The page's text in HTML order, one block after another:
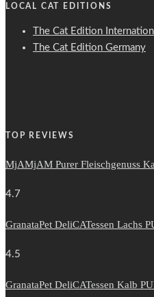
LOCAL CAT EDITIONS
The Cat Edition
The Cat Edition Germany
TOP REVIEWS
MjAMjAM Purer Fleischgenuss
4.7
GranataPet DeliCATessen Lachs
4.5
GranataPet DeliCATessen Kalb